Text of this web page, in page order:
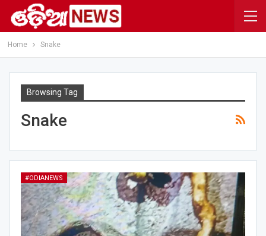
Home Snake
Browsing Tag
Snake
#ODIANEWS